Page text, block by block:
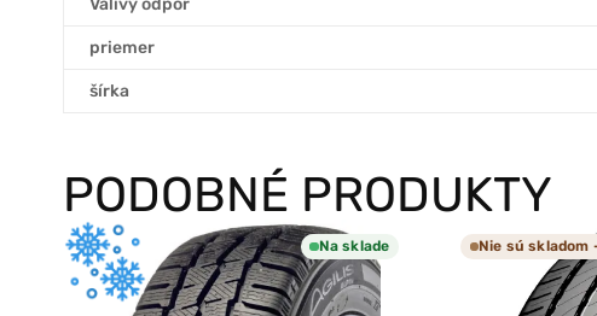
Valivý odpor
priemer
šírka
PODOBNÉ PRODUKTY
Na sklade Nie sú skladom